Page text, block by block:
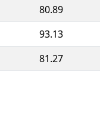
80.89
93.13
81.27